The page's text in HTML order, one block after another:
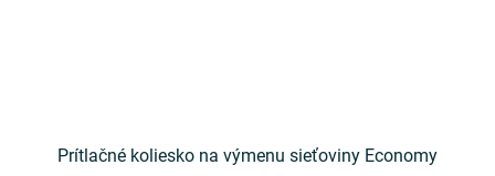
Prítlačné koliesko na výmenu sieťoviny Economy